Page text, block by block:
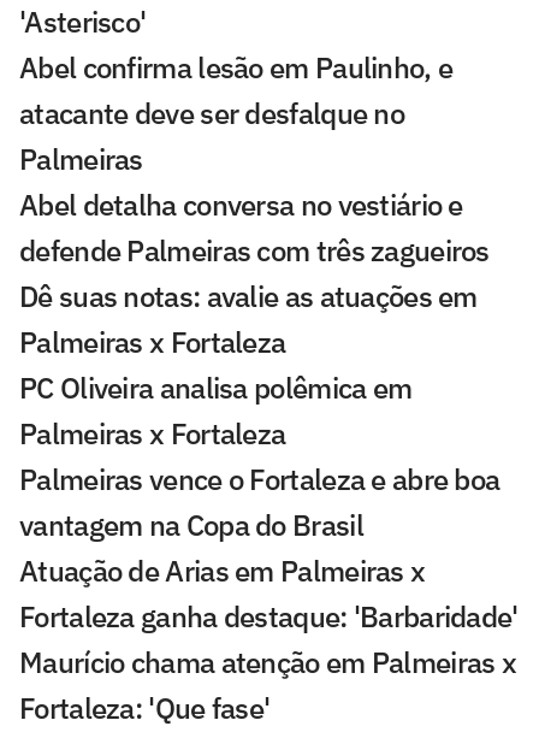
'Asterisco'
Abel confirma lesão em Paulinho, e
atacante deve ser desfalque no
Palmeiras
Abel detalha conversa no vestiário e
defende Palmeiras com três zagueiros
Dê suas notas: avalie as atuações em
Palmeiras x Fortaleza
PC Oliveira analisa polêmica em
Palmeiras x Fortaleza
Palmeiras vence o Fortaleza e abre boa
vantagem na Copa do Brasil
Atuação de Arias em Palmeiras x
Fortaleza ganha destaque: 'Barbaridade'
Maurício chama atenção em Palmeiras x
Fortaleza: 'Que fase'